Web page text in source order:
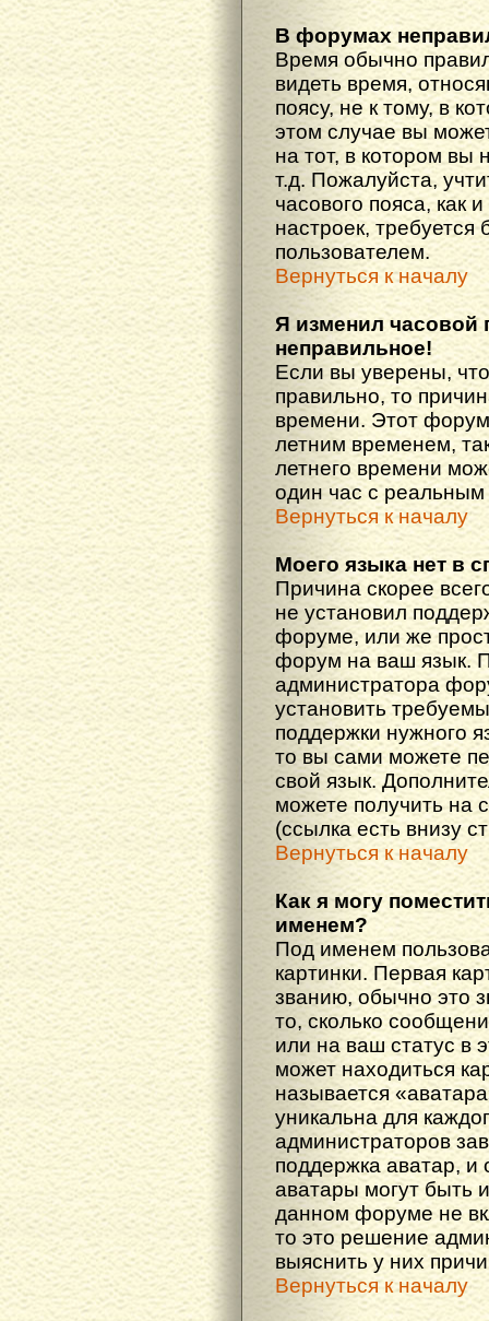
В форумах
Время обычно
видеть время,
поясу, не к тому, в
этом случае вы
на тот, в котором вы
т.д. Пожалуйста,
часового пояса, как
настроек,
пользователем.
Вернуться к началу
Я изменил часовой
неправильное!
Если вы уверены,
правильно, то
времени. Этот
летним временем,
летнего времени
один час с
Вернуться к началу
Моего языка нет в
Причина скорее
не установил
форуме, или же
форум на ваш язык.
администратора
установить
поддержки нужного
то вы сами можете
свой язык.
можете получить на
(ссылка есть внизу
Вернуться к началу
Как я могу
именем?
Под именем
картинки. Первая
званию, обычно это
то, сколько
или на ваш статус в
может находиться
называется
уникальна для
администраторов
поддержка аватар, и
аватары могут быть
данном форуме не
то это решение
выяснить у них
Вернуться к началу